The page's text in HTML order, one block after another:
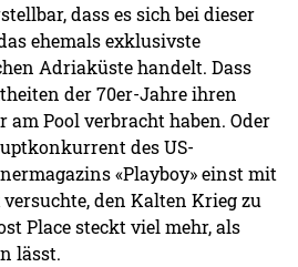
dass es sich bei dieser
ehemals exklusivste
Adriaküste handelt. Dass
der 70er-Jahre ihren
am Pool verbracht haben. Oder
des US-
«Playboy» einst mit
den Kalten Krieg zu
Place steckt viel mehr, als
lässt.